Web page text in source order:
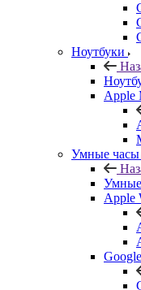
Ноутбуки
Apple
Умные часы
Apple